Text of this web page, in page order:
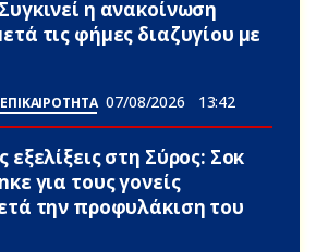
η ανακοίνωση
τις φήμες διαζυγίου με
07/08/2026 13:42
εξελίξεις στη Σύρος: Σoκ
για τους γονείς
την προφυλάκιση του